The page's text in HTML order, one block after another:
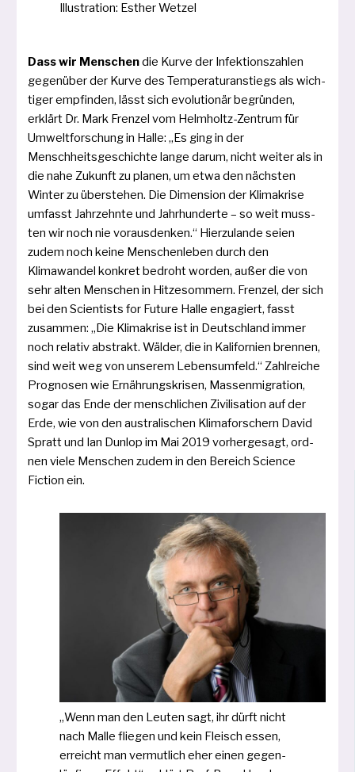
Illustration: Esther Wetzel
Dass wir Menschendie Kurve der Infektionszahlen
gegen­über der Kurve des Temperaturanstiegs als wich­
ti­ger emp­fin­den, lässt sich evo­lu­tio­när begrün­den,
erklärt Dr. Mark Frenzel vom Helmholtz-Zentrum für
Umweltforschung in Halle: „Es ging in der
Menschheitsgeschichte lan­ge dar­um, nicht wei­ter als in
die nahe Zukunft zu pla­nen, um etwa den nächs­ten
Winter zu über­ste­hen. Die Dimension der Klimakrise
umfasst Jahrzehnte und Jahrhunderte – so weit muss­
ten wir noch nie vor­aus­den­ken.“ Hierzulande sei­en
zudem noch kei­ne Menschenleben durch den
Klimawandel kon­kret bedroht wor­den, außer die von
sehr alten Menschen in Hitzesommern. Frenzel, der sich
bei den Scientists for Future Halle enga­giert, fasst
zusam­men: „Die Klimakrise ist in Deutschland immer
noch rela­tiv abs­trakt. Wälder, die in Kalifornien bren­nen,
sind weit weg von unse­rem Lebens­umfeld.“ Zahlreiche
Prognosen wie Ernährungskrisen, Massenmigration,
sogar das Ende der mensch­li­chen Zivilisation auf der
Erde, wie von den aus­tra­li­schen Klimaforschern David
Spratt und Ian Dunlop im Mai 2019 vor­her­ge­sagt, ord­
nen vie­le Menschen zudem in den Bereich Science
Fiction ein.
„Wenn man den Leuten sagt, ihr dürft nicht
nach Malle flie­gen und kein Fleisch essen,
erreicht man vermut­lich eher einen gegen­